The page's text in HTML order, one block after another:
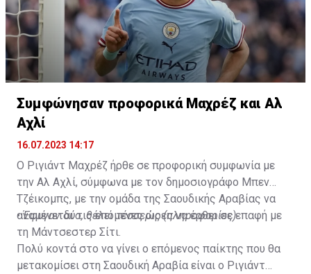
Συμφώνησαν προφορικά Μαχρέζ και Αλ
Αχλί
16.07.2023 14:17
Ο Ριγιάντ Μαχρέζ ήρθε σε προφορική συμφωνία με
την Αλ Αχλί, σύμφωνα με τον δημοσιογράφο Μπεν
Τζέικομπς, με την ομάδα της Σαουδικής Αραβίας να
αναμένεται τις επόμενες ώρες να έρθει σε επαφή με
τη Μάντσεστερ Σίτι.
•Έφυγαν δύο, θέλει τέσσερις (πληροφορίες)
Πολύ κοντά στο να γίνει ο επόμενος παίκτης που θα
μετακομίσει στη Σαουδική Αραβία είναι ο Ριγιάντ